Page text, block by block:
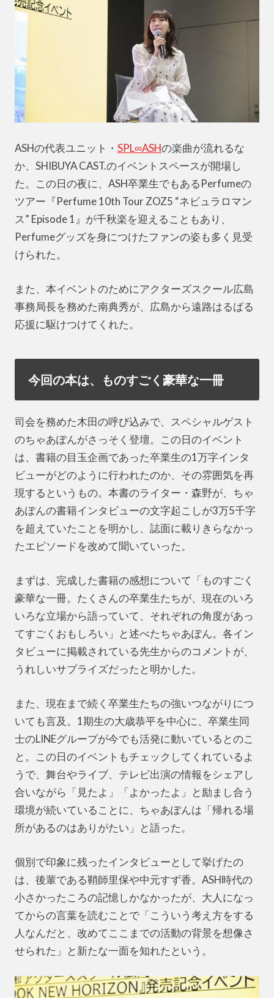
ASHの代表ユニット・ SPL∞ASHの楽曲が流れるな
か、SHIBUYA CAST.のイベントスペースが開場し
た。この日の夜に、ASH卒業生でもあるPerfumeの
ツアー『Perfume 10th Tour ZOZ5 “ネビュラロマン
ス” Episode 1』が千秋楽を迎えることもあり、
Perfumeグッズを身につけたファンの姿も多く見受
けられた。
また、本イベントのためにアクターズスクール広島
事務局長を務めた南典秀が、広島から遠路はるばる
応援に駆けつけてくれた。
今回の本は、ものすごく豪華な一冊
司会を務めた木田の呼び込みで、スペシャルゲスト
のちゃあぽんがさっそく登壇。この日のイベント
は、書籍の目玉企画であった卒業生の1万字インタ
ビューがどのように行われたのか、その雰囲気を再
現するというもの。本書のライター・森野が、ちゃ
あぽんの書籍インタビューの文字起こしが3万5千字
を超えていたことを明かし、誌面に載りきらなかっ
たエピソードを改めて聞いていった。
まずは、完成した書籍の感想について「ものすごく
豪華な一冊。たくさんの卒業生たちが、現在のいろ
いろな立場から語っていて、それぞれの角度があっ
てすごくおもしろい」と述べたちゃあぽん。各イン
タビューに掲載されている先生からのコメントが、
うれしいサプライズだったと明かした。
また、現在まで続く卒業生たちの強いつながりにつ
いても言及。1期生の大歳恭平を中心に、卒業生同
士のLINEグループが今でも活発に動いているとのこ
と。この日のイベントもチェックしてくれているよ
うで、舞台やライブ、テレビ出演の情報をシェアし
合いながら「見たよ」「よかったよ」と励まし合う
環境が続いていることに、ちゃあぽんは「帰れる場
所があるのはありがたい」と語った。
個別で印象に残ったインタビューとして挙げたの
は、後輩である鞘師里保や中元すず香。ASH時代の
小さかったころの記憶しかなかったが、大人になっ
てからの言葉を読むことで「こういう考え方をする
人なんだと、改めてここまでの活動の背景を想像さ
せられた」と新たな一面を知れたという。